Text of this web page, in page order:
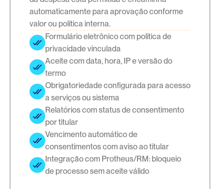
automaticamente para aprovação conforme
valor ou política interna.
Formulário eletrônico com política de
privacidade vinculada
Aceite com data, hora, IP e versão do
termo
Obrigatoriedade configurada para acesso
a serviços ou sistema
Relatórios com status de consentimento
por titular
Vencimento automático de
consentimentos com aviso ao titular
Integração com Protheus/RM: bloqueio
de processo sem aceite válido